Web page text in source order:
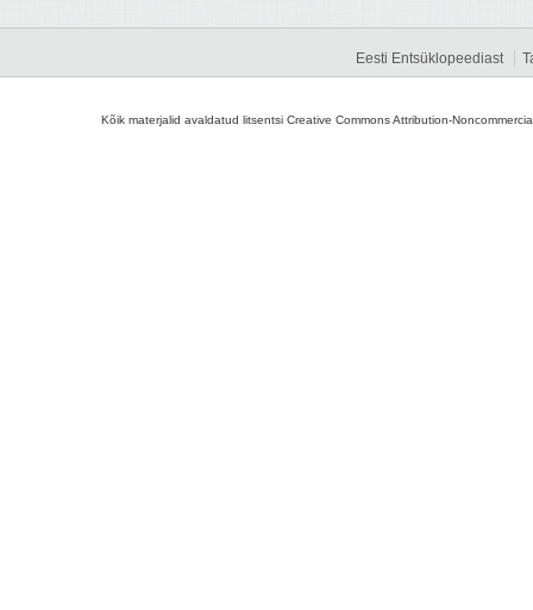
Eesti Entsüklopeediast
Kõik materjalid avaldatud litsentsi Creative Commons Attribution-